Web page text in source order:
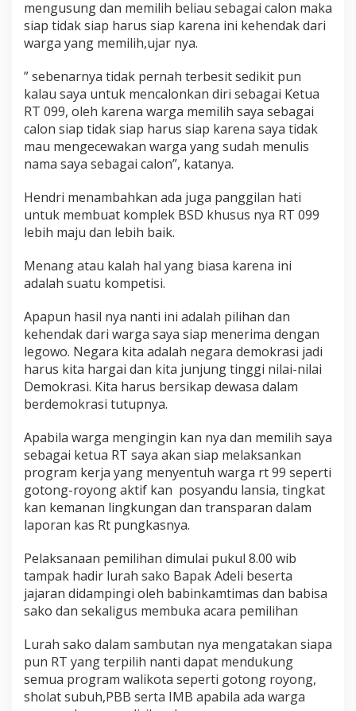
mengusung dan memilih beliau sebagai calon maka
siap tidak siap harus siap karena ini kehendak dari
warga yang memilih,ujar nya.
” sebenarnya tidak pernah terbesit sedikit pun
kalau saya untuk mencalonkan diri sebagai Ketua
RT 099, oleh karena warga memilih saya sebagai
calon siap tidak siap harus siap karena saya tidak
mau mengecewakan warga yang sudah menulis
nama saya sebagai calon”, katanya.
Hendri menambahkan ada juga panggilan hati
untuk membuat komplek BSD khusus nya RT 099
lebih maju dan lebih baik.
Menang atau kalah hal yang biasa karena ini
adalah suatu kompetisi.
Apapun hasil nya nanti ini adalah pilihan dan
kehendak dari warga saya siap menerima dengan
legowo. Negara kita adalah negara demokrasi jadi
harus kita hargai dan kita junjung tinggi nilai-nilai
Demokrasi. Kita harus bersikap dewasa dalam
berdemokrasi tutupnya.
Apabila warga mengingin kan nya dan memilih saya
sebagai ketua RT saya akan siap melaksankan
program kerja yang menyentuh warga rt 99 seperti
gotong-royong aktif kan posyandu lansia, tingkat
kan kemanan lingkungan dan transparan dalam
laporan kas Rt pungkasnya.
Pelaksanaan pemilihan dimulai pukul 8.00 wib
tampak hadir lurah sako Bapak Adeli beserta
jajaran didampingi oleh babinkamtimas dan babisa
sako dan sekaligus membuka acara pemilihan
Lurah sako dalam sambutan nya mengatakan siapa
pun RT yang terpilih nanti dapat mendukung
semua program walikota seperti gotong royong,
sholat subuh,PBB serta IMB apabila ada warga